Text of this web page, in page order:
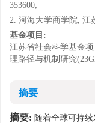
353600;
2. 河海大学商学院,
基金项目:
江苏省社会科学基金
理路径与机制研究
摘要
摘要: 随着全球可持